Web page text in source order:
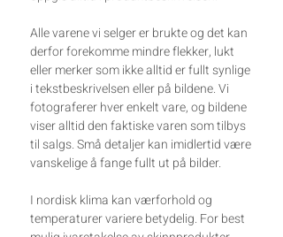
Alle varene vi selger er brukte og det kan
derfor forekomme mindre flekker, lukt
eller merker som ikke alltid er fullt synlige
i tekstbeskrivelsen eller på bildene. Vi
fotograferer hver enkelt vare, og bildene
viser alltid den faktiske varen som tilbys
til salgs. Små detaljer kan imidlertid være
vanskelige å fange fullt ut på bilder.
I nordisk klima kan værforhold og
temperaturer variere betydelig. For best